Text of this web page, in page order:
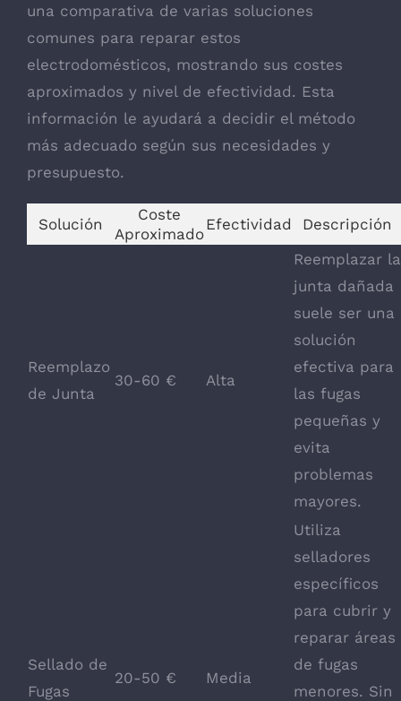
una comparativa de varias soluciones
comunes para reparar estos
electrodomésticos, mostrando sus costes
aproximados y nivel de efectividad. Esta
información le ayudará a decidir el método
más adecuado según sus necesidades y
presupuesto.
Solución
Coste
Aproximado
Efectividad Descripción
Reemplazo
de Junta
30-60 € Alta
Reemplazar la
junta dañada
suele ser una
solución
efectiva para
las fugas
pequeñas y
evita
problemas
mayores.
Sellado de
Fugas
20-50 € Media
Utiliza
selladores
específicos
para cubrir y
reparar áreas
de fugas
menores. Sin